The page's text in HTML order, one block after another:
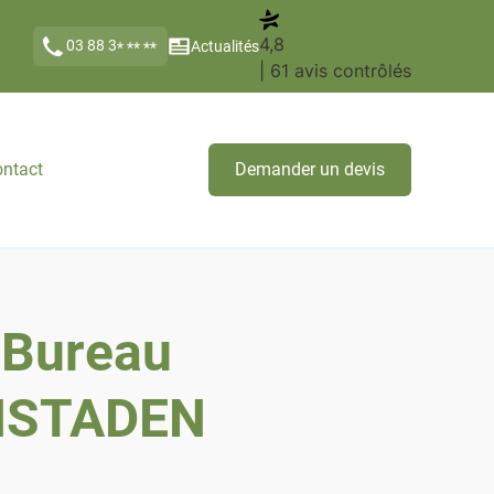
03 88 3* ** ** Actualités4,8
| 61 avis contrôlés
Demander un devis